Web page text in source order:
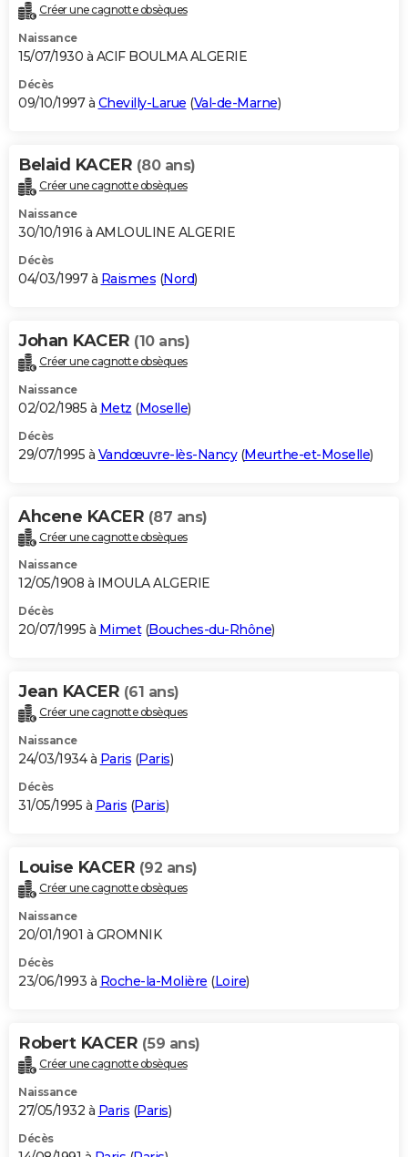
Créer une cagnotte obsèques
Naissance
15/07/1930 à ACIF BOULMA ALGERIE
Décès
09/10/1997 à Chevilly-Larue (Val-de-Marne)
Belaid KACER (80 ans)
Créer une cagnotte obsèques
Naissance
30/10/1916 à AMLOULINE ALGERIE
Décès
04/03/1997 à Raismes (Nord)
Johan KACER (10 ans)
Créer une cagnotte obsèques
Naissance
02/02/1985 à Metz (Moselle)
Décès
29/07/1995 à Vandœuvre-lès-Nancy(Meurthe-et-Moselle)
Ahcene KACER (87 ans)
Créer une cagnotte obsèques
Naissance
12/05/1908 à IMOULA ALGERIE
Décès
20/07/1995 à Mimet(Bouches-du-Rhône)
Jean KACER (61 ans)
Créer une cagnotte obsèques
Naissance
24/03/1934 à Paris (Paris)
Décès
31/05/1995 à Paris (Paris)
Louise KACER (92 ans)
Créer une cagnotte obsèques
Naissance
20/01/1901 à GROMNIK
Décès
23/06/1993 à Roche-la-Molière (Loire)
Robert KACER (59 ans)
Créer une cagnotte obsèques
Naissance
27/05/1932 à Paris (Paris)
Décès